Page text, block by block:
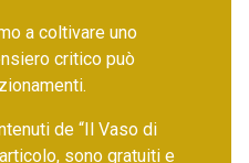
a coltivare uno
critico può
de “Il Vaso di
sono gratuiti e